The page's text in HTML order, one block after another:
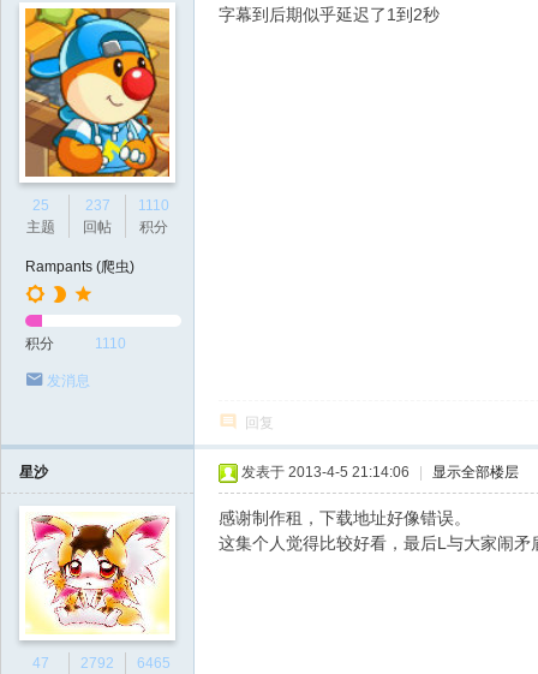
25
主题
237
回帖
1110
积分
Rampants (爬虫)
积分 1110
发消息
字幕到后期似乎延迟了1到2秒
回复
星沙
47
2792
6465
发表于 2013-4-5 21:14:06 显示全部楼层
感谢制作租，下载地址好像错误。
这集个人觉得比较好看，最后L与大家闹